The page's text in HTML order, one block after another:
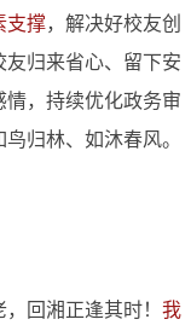
支撑，解决好校友创
归来省心、留下安
情，持续优化政务审
归林、如沐春风。
回湘正逢其时！ 我